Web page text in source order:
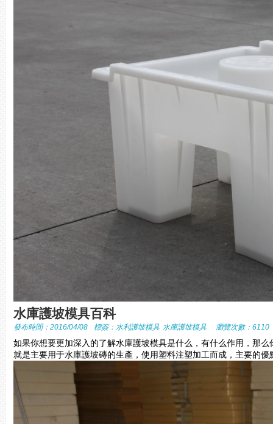
水庫護坡模具百科
發布時間：2016/04/08 標簽： 水利護坡模具 水庫護坡模具 瀏覽次數：6110
如果你想要更加深入的了解水庫護坡模具是什么，有什么作用，那
就是主要用于水庫護坡磚的生產，使用塑料注塑加工而成，主要的優